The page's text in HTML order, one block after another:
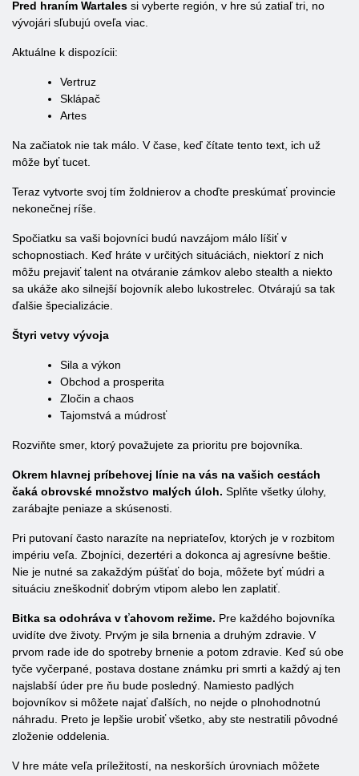
Pred hraním Wartales si vyberte región, v hre sú zatiaľ tri, no
vývojári sľubujú oveľa viac.
Aktuálne k dispozícii:
Vertruz
Sklápač
Artes
Na začiatok nie tak málo. V čase, keď čítate tento text, ich už
môže byť tucet.
Teraz vytvorte svoj tím žoldnierov a choďte preskúmať provincie
nekonečnej ríše.
Spočiatku sa vaši bojovníci budú navzájom málo líšiť v
schopnostiach. Keď hráte v určitých situáciách, niektorí z nich
môžu prejaviť talent na otváranie zámkov alebo stealth a niekto
sa ukáže ako silnejší bojovník alebo lukostrelec. Otvárajú sa tak
ďalšie špecializácie.
Štyri vetvy vývoja
Sila a výkon
Obchod a prosperita
Zločin a chaos
Tajomstvá a múdrosť
Rozviňte smer, ktorý považujete za prioritu pre bojovníka.
Okrem hlavnej príbehovej línie na vás na vašich cestách
čaká obrovské množstvo malých úloh. Splňte všetky úlohy,
zarábajte peniaze a skúsenosti.
Pri putovaní často narazíte na nepriateľov, ktorých je v rozbitom
impériu veľa. Zbojníci, dezertéri a dokonca aj agresívne beštie.
Nie je nutné sa zakaždým púšťať do boja, môžete byť múdri a
situáciu zneškodniť dobrým vtipom alebo len zaplatiť.
Bitka sa odohráva v ťahovom režime. Pre každého bojovníka
uvidíte dve životy. Prvým je sila brnenia a druhým zdravie. V
prvom rade ide do spotreby brnenie a potom zdravie. Keď sú obe
tyče vyčerpané, postava dostane známku pri smrti a každý aj ten
najslabší úder pre ňu bude posledný. Namiesto padlých
bojovníkov si môžete najať ďalších, no nejde o plnohodnotnú
náhradu. Preto je lepšie urobiť všetko, aby ste nestratili pôvodné
zloženie oddelenia.
V hre máte veľa príležitostí, na neskorších úrovniach môžete